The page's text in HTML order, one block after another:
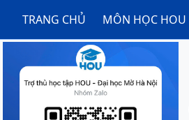
TRANG CHỦ MÔN HỌC HOU